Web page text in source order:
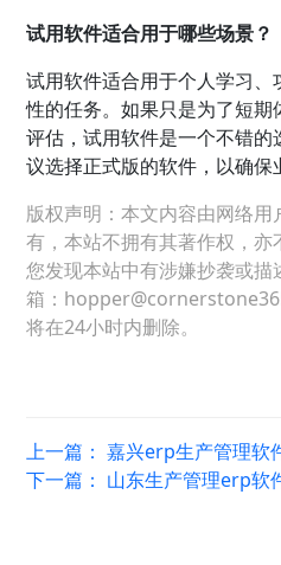
试用软件适合用于哪些场景？
试用软件适合用于个人学习
性的任务。如果只是为了短
评估，试用软件是一个不错
议选择正式版的软件，以确保
版权声明：本文内容由网络
有，本站不拥有其著作权，
您发现本站中有涉嫌抄袭或
箱：
将在24小时内删除。
上一篇：嘉兴erp生产管理软
下一篇： 山东生产管理erp软